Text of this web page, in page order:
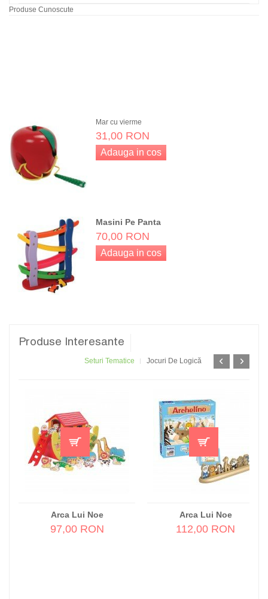
Produse Cunoscute
Mar cu vierme
Masini Pe Panta
Produse Interesante
Seturi Tematice Jocuri De Logică
Arca Lui Noe
97,00 RON
Arca Lui Noe
112,00 RON